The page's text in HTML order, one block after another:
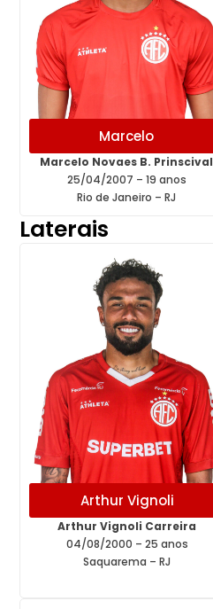
Marcelo
Marcelo Novaes B. Prinscival
25/04/2007 – 19 anos
Rio de Janeiro – RJ
Laterais
Arthur Vignoli
Arthur Vignoli Carreira
04/08/2000 – 25 anos
Saquarema – RJ